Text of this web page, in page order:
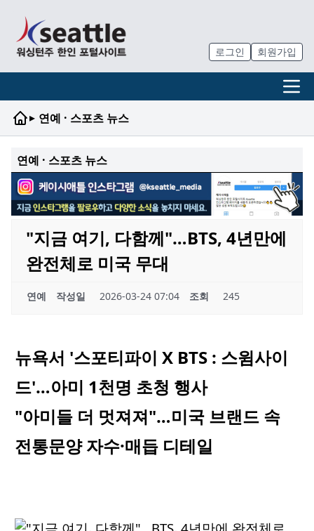
로그인 회원가입
▸ 연예 · 스포츠 뉴스
연예 · 스포츠 뉴스
"지금 여기, 다함께"…BTS, 4년만에
완전체로 미국 무대
연예 작성일 2026-03-24 07:04 조회 245
뉴욕서 '스포티파이 X BTS : 스윔사이
드'…아미 1천명 초청 행사
"아미들 더 멋져져"…미국 브랜드 속
전통문양 자수·매듭 디테일